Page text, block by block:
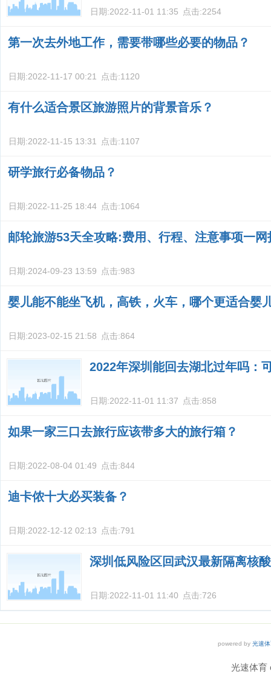
日期:2022-11-01 11:35 点击:2254
第一次去外地工作，需要带哪些必要的物品？
日期:2022-11-17 00:21 点击:1120
有什么适合景区旅游照片的背景音乐？
日期:2022-11-15 13:31 点击:1107
研学旅行必备物品？
日期:2022-11-25 18:44 点击:1064
邮轮旅游53天全攻略:费用、行程、注意事项一网
日期:2024-09-23 13:59 点击:983
婴儿能不能坐飞机，高铁，火车，哪个更适合婴
日期:2023-02-15 21:58 点击:864
2022年深圳能回去湖北过年吗：
日期:2022-11-01 11:37 点击:858
如果一家三口去旅行应该带多大的旅行箱？
日期:2022-08-04 01:49 点击:844
迪卡侬十大必买装备？
日期:2022-12-12 02:13 点击:791
深圳低风险区回武汉最新隔离核
日期:2022-11-01 11:40 点击:726
powered by 光速
光速体育